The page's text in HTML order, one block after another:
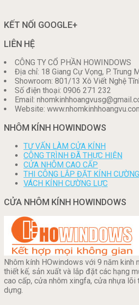
KẾT NỐI GOOGLE+
LIÊN HỆ
CÔNG TY CỔ PHẦN HOWINDOWS
Địa chỉ: 18 Giang Cự Vọng, P. Trung
Showroom: 801/13 Xô Viết Nghệ
Số điện thoại: 0906 271 232
Email:
Website:
NHÔM KÍNH HOWINDOWS
TƯ VẤN LÀM CỬA KÍNH
CÔNG TRÌNH ĐÃ THỰC HIỆN
CỬA NHÔM CAO CẤP
THI CÔNG LẮP ĐẶT KÍNH
VÁCH KÍNH CƯỜNG LỰC
CỬA NHÔM KÍNH HOWINDOWS
Nhôm kính HOwindows với 9 năm kinh
thiết kế, sản xuất và lắp đặt các hạng
cao cấp, cửa nhôm xingfa, cửa nhựa lõi
dựng.